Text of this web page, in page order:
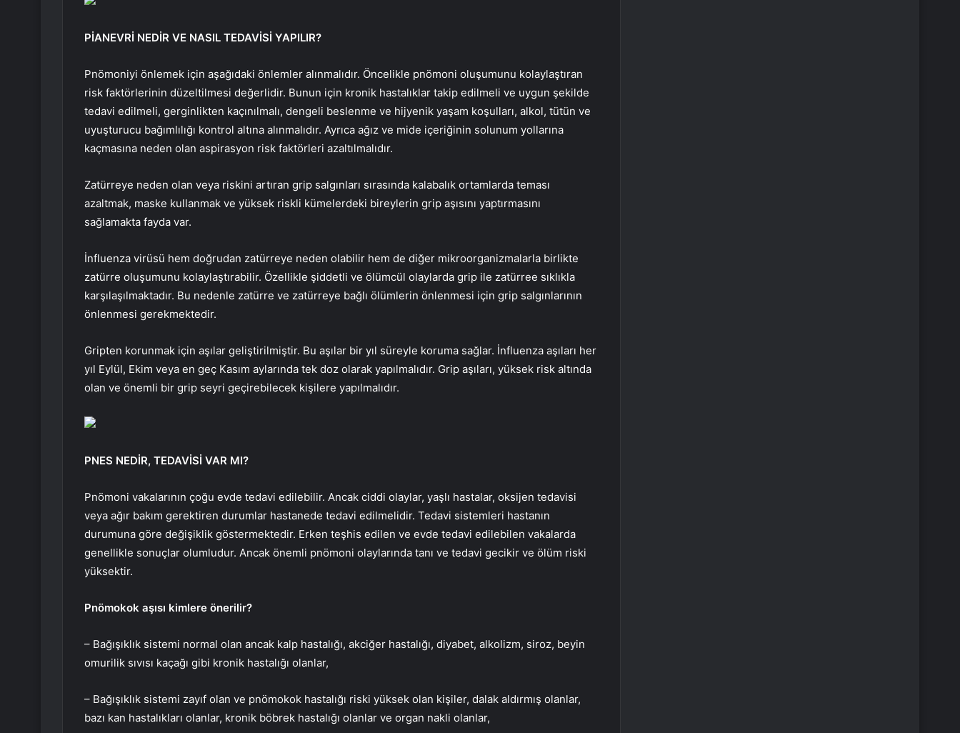
PİANEVRİ NEDİR VE NASIL TEDAVİSİ YAPILIR?
Pnömoniyi önlemek için aşağıdaki önlemler alınmalıdır. Öncelikle pnömoni oluşumunu kolaylaştıran
risk faktörlerinin düzeltilmesi değerlidir. Bunun için kronik hastalıklar takip edilmeli ve uygun şekilde
tedavi edilmeli, gerginlikten kaçınılmalı, dengeli beslenme ve hijyenik yaşam koşulları, alkol, tütün ve
uyuşturucu bağımlılığı kontrol altına alınmalıdır. Ayrıca ağız ve mide içeriğinin solunum yollarına
kaçmasına neden olan aspirasyon risk faktörleri azaltılmalıdır.
Zatürreye neden olan veya riskini artıran grip salgınları sırasında kalabalık ortamlarda teması
azaltmak, maske kullanmak ve yüksek riskli kümelerdeki bireylerin grip aşısını yaptırmasını
sağlamakta fayda var.
İnfluenza virüsü hem doğrudan zatürreye neden olabilir hem de diğer mikroorganizmalarla birlikte
zatürre oluşumunu kolaylaştırabilir. Özellikle şiddetli ve ölümcül olaylarda grip ile zatürree sıklıkla
karşılaşılmaktadır. Bu nedenle zatürre ve zatürreye bağlı ölümlerin önlenmesi için grip salgınlarının
önlenmesi gerekmektedir.
Gripten korunmak için aşılar geliştirilmiştir. Bu aşılar bir yıl süreyle koruma sağlar. İnfluenza aşıları her
yıl Eylül, Ekim veya en geç Kasım aylarında tek doz olarak yapılmalıdır. Grip aşıları, yüksek risk altında
olan ve önemli bir grip seyri geçirebilecek kişilere yapılmalıdır.
PNES NEDİR, TEDAVİSİ VAR MI?
Pnömoni vakalarının çoğu evde tedavi edilebilir. Ancak ciddi olaylar, yaşlı hastalar, oksijen tedavisi
veya ağır bakım gerektiren durumlar hastanede tedavi edilmelidir. Tedavi sistemleri hastanın
durumuna göre değişiklik göstermektedir. Erken teşhis edilen ve evde tedavi edilebilen vakalarda
genellikle sonuçlar olumludur. Ancak önemli pnömoni olaylarında tanı ve tedavi gecikir ve ölüm riski
yüksektir.
Pnömokok aşısı kimlere önerilir?
– Bağışıklık sistemi normal olan ancak kalp hastalığı, akciğer hastalığı, diyabet, alkolizm, siroz, beyin
omurilik sıvısı kaçağı gibi kronik hastalığı olanlar,
– Bağışıklık sistemi zayıf olan ve pnömokok hastalığı riski yüksek olan kişiler, dalak aldırmış olanlar,
bazı kan hastalıkları olanlar, kronik böbrek hastalığı olanlar ve organ nakli olanlar,